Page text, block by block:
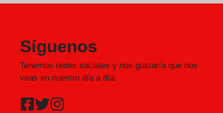
Síguenos
Tenemos redes sociales y nos gustaría que nos
veas en nuestro día a día.